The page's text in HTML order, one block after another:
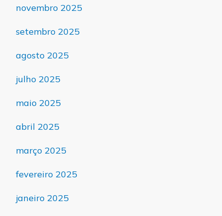
novembro 2025
setembro 2025
agosto 2025
julho 2025
maio 2025
abril 2025
março 2025
fevereiro 2025
janeiro 2025